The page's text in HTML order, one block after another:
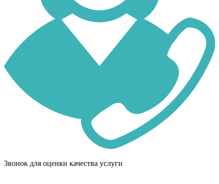
Звонок для оценки качества услуги